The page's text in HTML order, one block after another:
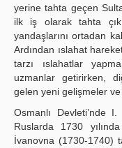
yerine tahta geçen
ilk iş olarak tahta
yandaşlarını ortadan
Ardından ıslahat
tarzı ıslahatlar
uzmanlar getirirken,
gelen yeni gelişmeler
Osmanlı Devleti’nde
Ruslarda 1730
İvanovna (1730-1740)